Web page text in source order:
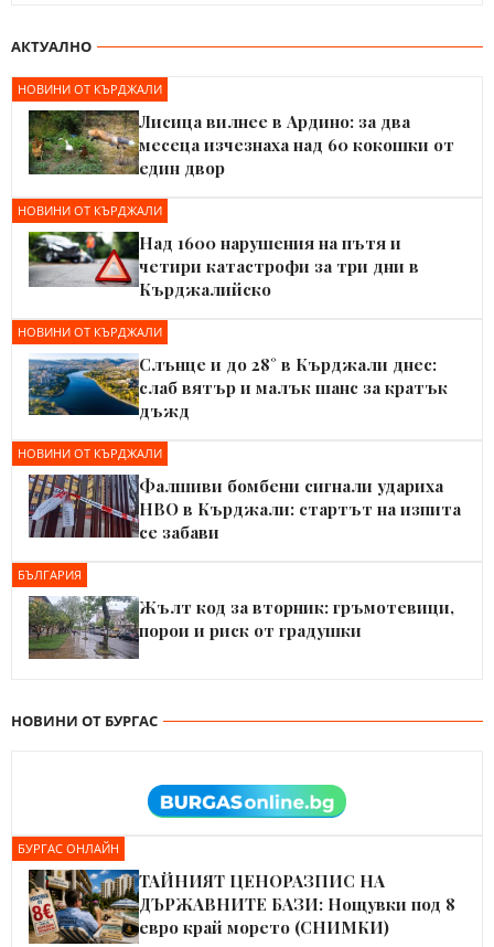
АКТУАЛНО
НОВИНИ ОТ КЪРДЖАЛИ
Лисица вилнее в Ардино: за два
месеца изчезнаха над 60 кокошки от
един двор
НОВИНИ ОТ КЪРДЖАЛИ
Над 1600 нарушения на пътя и
четири катастрофи за три дни в
Кърджалийско
НОВИНИ ОТ КЪРДЖАЛИ
Слънце и до 28° в Кърджали днес:
слаб вятър и малък шанс за кратък
дъжд
НОВИНИ ОТ КЪРДЖАЛИ
Фалшиви бомбени сигнали удариха
НВО в Кърджали: стартът на изпита
се забави
БЪЛГАРИЯ
Жълт код за вторник: гръмотевици,
порои и риск от градушки
НОВИНИ ОТ БУРГАС
БУРГАС ОНЛАЙН
ТАЙНИЯТ ЦЕНОРАЗПИС НА
ДЪРЖАВНИТЕ БАЗИ: Нощувки под 8
евро край морето (СНИМКИ)